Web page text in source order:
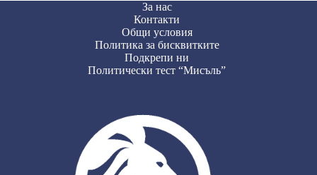
За нас
Контакти
Общи условия
Политика за бисквитките
Подкрепи ни
Политически тест “Мисъль”